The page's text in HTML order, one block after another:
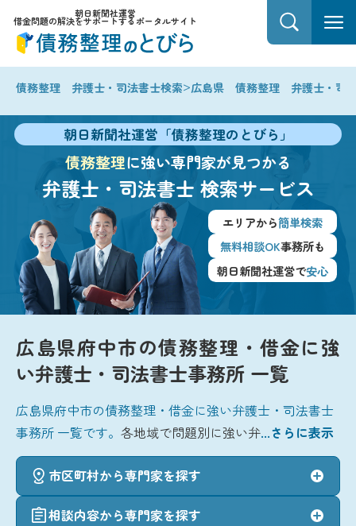
朝日新聞社運営
借金問題の解決をサポートするポータルサイト
債務整理 弁護士・司法書士検索>広島県 債務整理 弁護士・司
朝日新聞社運営「債務整理のとびら」
債務整理に強い専門家が見つかる
弁護士・司法書士 検索サービス
エリアから簡単検索
無料相談OK事務所も
朝日新聞社運営で安心
広島県府中市の債務整理・借金に強
い弁護士・司法書士事務所 一覧
広島県府中市の債務整理・借金に強い弁護士・司法書士
事務所 一覧です。各地域で問題別に強い弁...さらに表示
市区町村から専門家を探す
相談内容から専門家を探す